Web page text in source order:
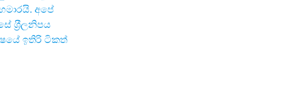
අපේ
ශ‍්‍රීලනිපය
ඉතිරි ටිකත්